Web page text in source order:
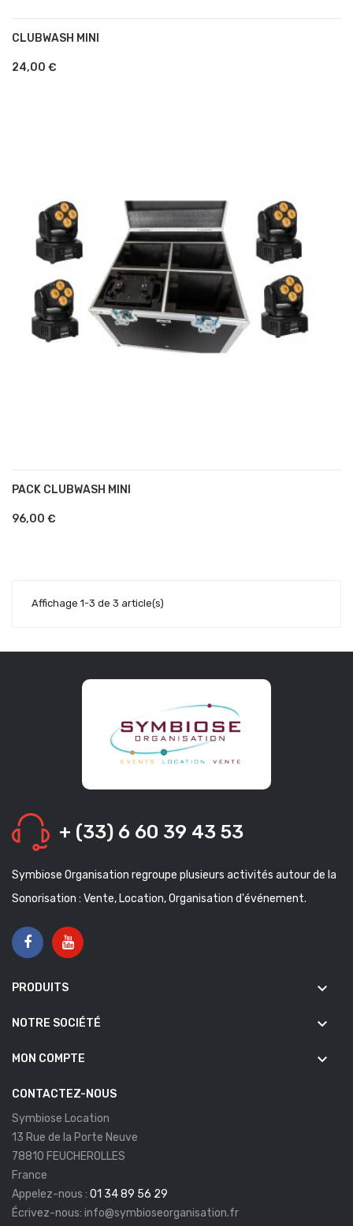
CLUBWASH MINI
24,00 €
PACK CLUBWASH MINI
96,00 €
Affichage 1-3 de 3 article(s)
+ (33) 6 60 39 43 53
Symbiose Organisation regroupe plusieurs activités autour de la
Sonorisation : Vente, Location, Organisation d'événement.
PRODUITS keyboard_arrow_down
NOTRE SOCIÉTÉ keyboard_arrow_down
MON COMPTE keyboard_arrow_down
CONTACTEZ-NOUS
Symbiose Location
13 Rue de la Porte Neuve
78810 FEUCHEROLLES
France
Appelez-nous : 01 34 89 56 29
Écrivez-nous: info@symbioseorganisation.fr